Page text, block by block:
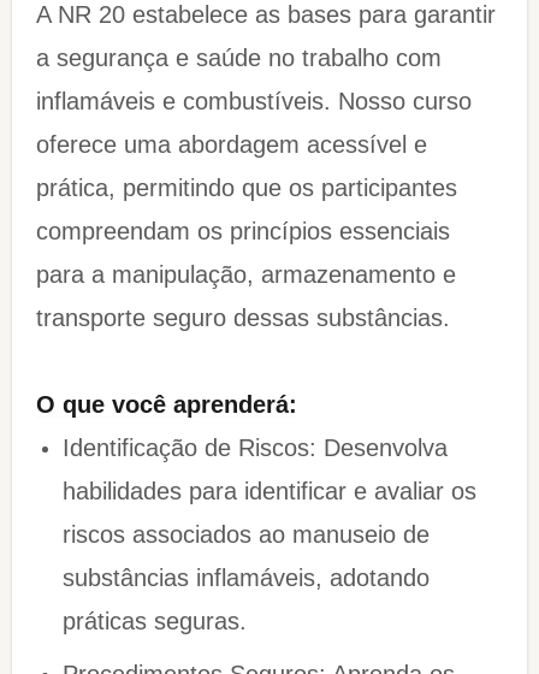
A NR 20 estabelece as bases para garantir
a segurança e saúde no trabalho com
inflamáveis e combustíveis. Nosso curso
oferece uma abordagem acessível e
prática, permitindo que os participantes
compreendam os princípios essenciais
para a manipulação, armazenamento e
transporte seguro dessas substâncias.
O que você aprenderá:
Identificação de Riscos: Desenvolva
habilidades para identificar e avaliar os
riscos associados ao manuseio de
substâncias inflamáveis, adotando
práticas seguras.